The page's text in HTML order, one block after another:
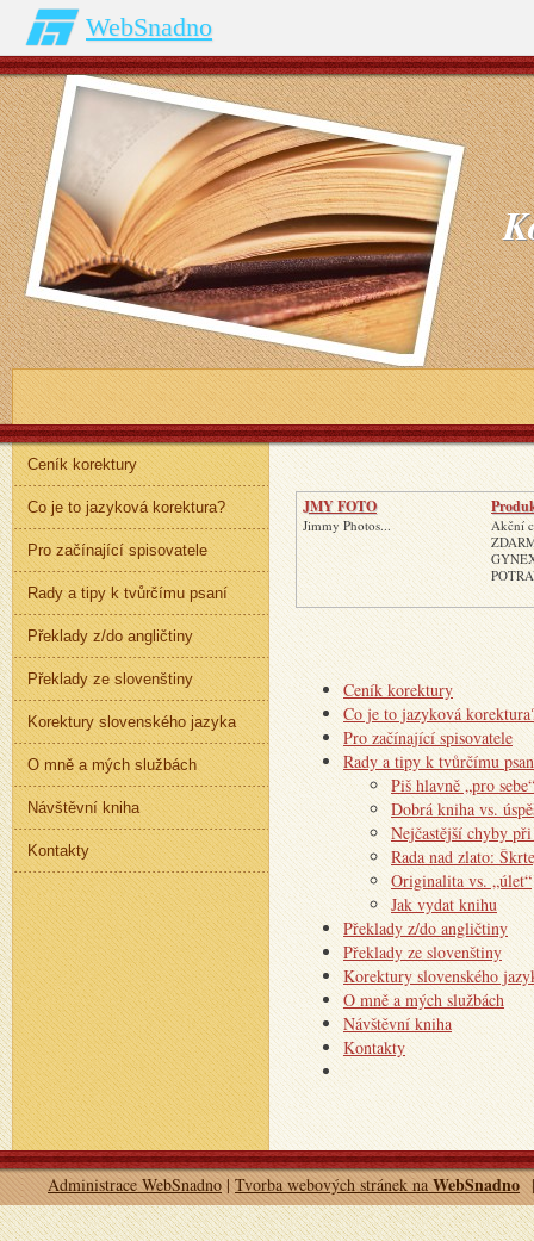
WebSnadno
JMY FOTO
Jimmy Photos...
Akční
Ceník korektury
Co je to jazyková
Pro začínající spisovatele
Rady a tipy k tvůrčímu
Piš hlavně „pro sebe“
Dobrá kniha vs.
Nejčastější chyby
Rada nad zlato:
Originalita vs. „úlet“
Jak vydat knihu
Překlady z/do angličtiny
Překlady ze slovenštiny
Korektury slovenského
O mně a mých službách
Návštěvní kniha
Kontakty
Ceník korektury
Co je to jazyková korektura?
Pro začínající spisovatele
Rady a tipy k tvůrčímu psaní
Překlady z/do angličtiny
Překlady ze slovenštiny
Korektury slovenského jazyka
O mně a mých službách
Návštěvní kniha
Kontakty
Administrace WebSnadno | Tvorba webových stránek na WebSnadno